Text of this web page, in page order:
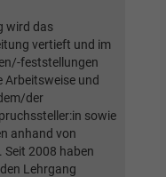
wird das
vertieft und im
feststellungen
Arbeitsweise und
der
sowie
anhand von
Seit 2008 haben
Lehrgang
Ihre Consent-
eine zufällig
ID, die verwendet
Daten dazu, wie der
nutzt, zu generieren.